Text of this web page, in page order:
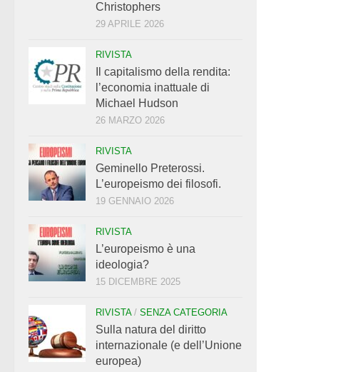
Christophers
29 APRILE 2026
RIVISTA
Il capitalismo della rendita:
l’economia inattuale di
Michael Hudson
26 MARZO 2026
RIVISTA
Geminello Preterossi.
L’europeismo dei filosofi.
19 GENNAIO 2026
RIVISTA
L’europeismo è una
ideologia?
15 DICEMBRE 2025
RIVISTA/ SENZA CATEGORIA
Sulla natura del diritto
internazionale (e dell’Unione
europea)